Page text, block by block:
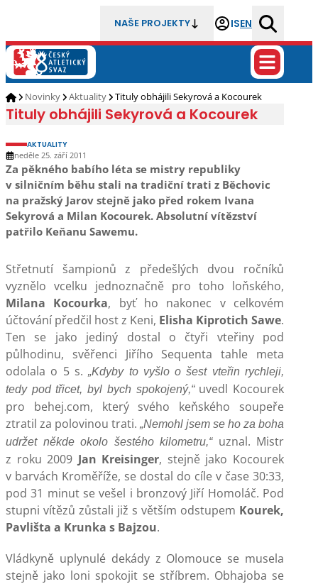
NAŠE PROJEKTY ISEN
Novinky Aktuality Tituly obhájili Sekyrová a Kocourek
Tituly obhájili Sekyrová a Kocourek
AKTUALITY
neděle 25. září 2011
Za pěkného babího léta se mistry republiky
v silničním běhu stali na tradiční trati z Běchovic
na pražský Jarov stejně jako před rokem Ivana
Sekyrová a Milan Kocourek. Absolutní vítězství
patřilo Keňanu Sawemu.
Střetnutí šampionů z předešlých dvou ročníků
vyznělo vcelku jednoznačně pro toho loňského,
Milana Kocourka, byť ho nakonec v celkovém
účtování předčil host z Keni, Elisha Kiprotich Sawe.
Ten se jako jediný dostal o čtyři vteřiny pod
půlhodinu, svěřenci Jiřího Sequenta tahle meta
odolala o 5 s.„Kdyby to vyšlo o šest vteřin rychleji,
tedy pod třicet, byl bych spokojený,“ uvedl Kocourek
pro behej.com, který svého keňského soupeře
ztratil za polovinou trati. „Nemohl jsem se ho za boha
udržet někde okolo šestého kilometru,“ uznal. Mistr
z roku 2009 Jan Kreisinger, stejně jako Kocourek
v barvách Kroměříže, se dostal do cíle v čase 30:33,
pod 31 minut se vešel i bronzový Jiří Homoláč. Pod
stupni vítězů zůstali již s větším odstupem Kourek,
Pavlišta a Krunka s Bajzou.
Vládkyně uplynulé dekády z Olomouce se musela
stejně jako loni spokojit se stříbrem. Obhajoba se